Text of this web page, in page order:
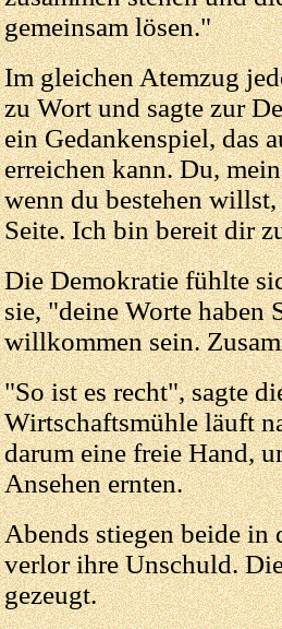
gemeinsam lösen."
Im gleichen Atemzug
zu Wort und sagte zur
ein Gedankenspiel, das
erreichen kann. Du,
wenn du bestehen
Seite. Ich bin bereit dir
Die Demokratie fühlte
sie, "deine Worte
willkommen sein.
"So ist es recht", sagte
Wirtschaftsmühle läuft
darum eine freie Hand,
Ansehen ernten.
Abends stiegen beide in
verlor ihre Unschuld.
gezeugt.